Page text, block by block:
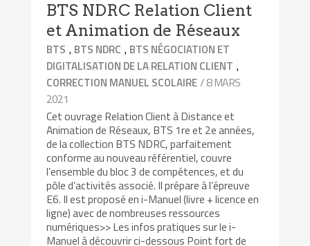
BTS NDRC Relation Client
et Animation de Réseaux
BTS , BTS NDRC , BTS NÉGOCIATION ET
DIGITALISATION DE LA RELATION CLIENT ,
CORRECTION MANUEL SCOLAIRE/ 8 MARS
2021
Cet ouvrage Relation Client à Distance et
Animation de Réseaux, BTS 1re et 2e années,
de la collection BTS NDRC, parfaitement
conforme au nouveau référentiel, couvre
l’ensemble du bloc 3 de compétences, et du
pôle d’activités associé. Il prépare à l’épreuve
E6. Il est proposé en i-Manuel (livre + licence en
ligne) avec de nombreuses ressources
numériques>> Les infos pratiques sur le i-
Manuel à découvrir ci-dessous Point fort de